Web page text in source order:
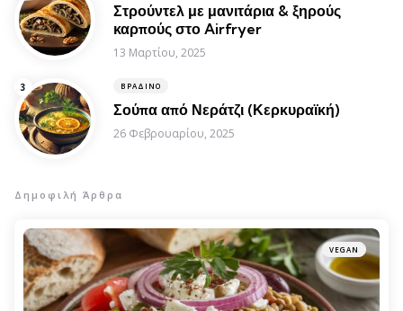
Στρούντελ με μανιτάρια & ξηρούς
καρπούς στο Airfryer
13 Μαρτίου, 2025
ΒΡΑΔΙΝΌ
Σούπα από Νεράτζι (Κερκυραϊκή)
26 Φεβρουαρίου, 2025
Δημοφιλή Άρθρα
VEGAN